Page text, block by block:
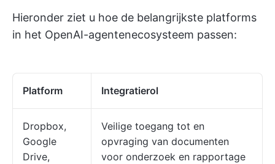
Hieronder ziet u hoe de belangrijkste platforms
in het OpenAI-agentenecosysteem passen:
Platform Integratierol
Dropbox,
Google
Drive,
Veilige toegang tot en
opvraging van documenten
voor onderzoek en rapportage